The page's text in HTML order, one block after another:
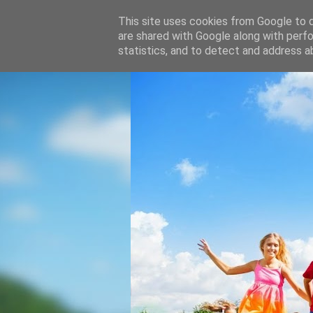
This site uses cookies from Google to
are shared with Google along with
statistics, and to detect and address